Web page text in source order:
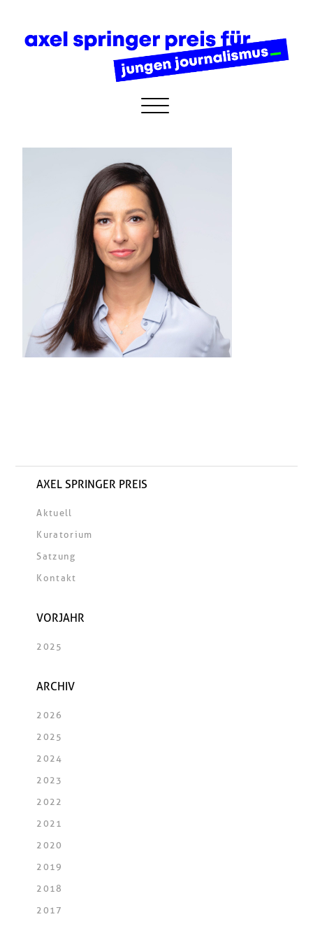
AXEL SPRINGER PREIS
Aktuell
Kuratorium
Satzung
Kontakt
VORJAHR
2025
ARCHIV
2026
2025
2024
2023
2022
2021
2020
2019
2018
2017